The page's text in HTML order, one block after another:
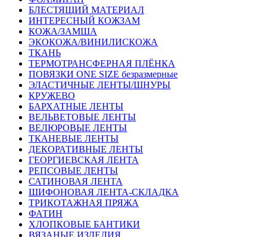
БЛЕСТЯЩИЙ МАТЕРИАЛ
ИНТЕРЕСНЫЙ КОЖЗАМ
КОЖА/ЗАМША
ЭКОКОЖА/ВИНИЛИСКОЖА
ТКАНЬ
ТЕРМОТРАНСФЕРНАЯ ПЛЁНКА
ПОВЯЗКИ ONE SIZE безразмерные
ЭЛАСТИЧНЫЕ ЛЕНТЫ/ШНУРЫ
КРУЖЕВО
БАРХАТНЫЕ ЛЕНТЫ
ВЕЛЬВЕТОВЫЕ ЛЕНТЫ
ВЕЛЮРОВЫЕ ЛЕНТЫ
ТКАНЕВЫЕ ЛЕНТЫ
ДЕКОРАТИВНЫЕ ЛЕНТЫ
ГЕОРГИЕВСКАЯ ЛЕНТА
РЕПСОВЫЕ ЛЕНТЫ
САТИНОВАЯ ЛЕНТА
ШИФОНОВАЯ ЛЕНТА-СКЛАДКА
ТРИКОТАЖНАЯ ПРЯЖА
ФАТИН
ХЛОПКОВЫЕ БАНТИКИ